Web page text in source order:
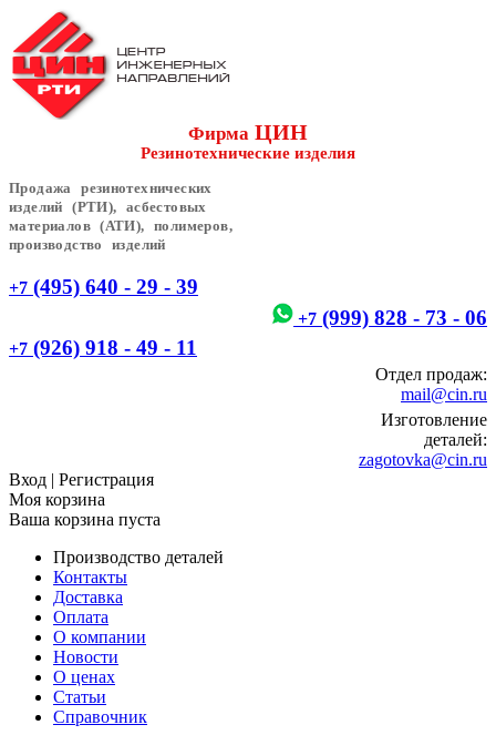
Фирма ЦИН
Резинотехнические изделия
Продажа резинотехнических
изделий (РТИ), асбестовых
материалов (АТИ), полимеров,
производство изделий
+7 (495) 640 - 29 - 39
+7 (999) 828 - 73 - 06
+7 (926) 918 - 49 - 11
Отдел продаж:
mail@cin.ru
Изготовление
деталей:
zagotovka@cin.ru
Вход | Регистрация
Моя корзина
Ваша корзина пуста
Производство деталей
Контакты
Доставка
Оплата
О компании
Новости
О ценах
Статьи
Справочник